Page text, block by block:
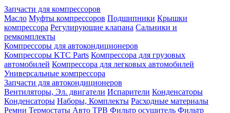
Запчасти для компрессоров
Масло Муфты компрессоров Подшипники Крышки
компрессора Регулирующие клапана Сальники и
ремкомплекты
Компрессоры для автокондиционеров
Компрессоры KTC Parts Компрессора для грузовых
автомобилей Компрессора для легковых автомобилей
Универсальные компрессора
Запчасти для автокондиционеров
Вентиляторы, Эл. двигатели Испарители Конденсаторы
Конденсаторы Наборы, Комплекты Расходные материалы
Ремни Термостаты Авто ТРВ Фильтр осушитель Фильтр